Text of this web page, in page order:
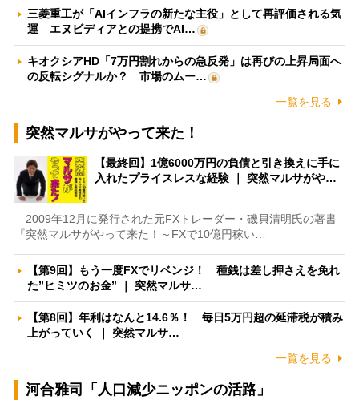
三菱重工が「AIインフラの新たな主役」として再評価される気
運 エヌビディアとの提携でAI…
キオクシアHD「7万円割れからの急反発」は再びの上昇局面へ
の反転シグナルか？ 市場のムー…
一覧を見る
突然マルサがやって来た！
【最終回】1億6000万円の負債と引き換えに手に
入れたプライスレスな経験 ｜ 突然マルサがや…
2009年12月に発行された元FXトレーダー・磯貝清明氏の著書
『突然マルサがやって来た！～FXで10億円稼い…
【第9回】もう一度FXでリベンジ！ 種銭は差し押さえを免れ
た”ヒミツのお金” ｜ 突然マルサ…
【第8回】年利はなんと14.6％！ 毎日5万円超の延滞税が積み
上がっていく ｜ 突然マルサ…
一覧を見る
河合雅司「人口減少ニッポンの活路」